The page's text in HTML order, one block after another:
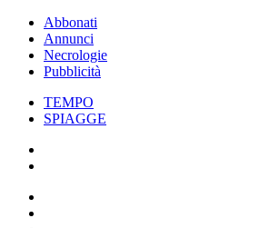
Abbonati
Annunci
Necrologie
Pubblicità
TEMPO
SPIAGGE